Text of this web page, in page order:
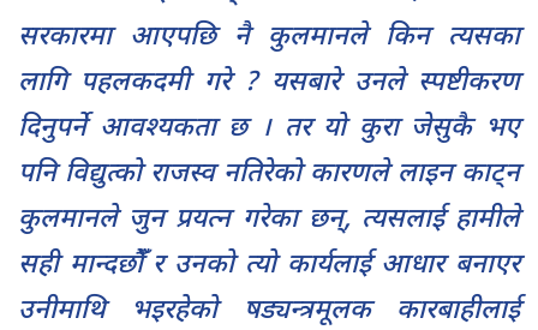
सरकारमा आएपछि नै कुलमानले किन त्यसका
लागि पहलकदमी गरे ? यसबारे उनले स्पष्टीकरण
दिनुपर्ने आवश्यकता छ । तर यो कुरा जेसुकै भए
पनि विद्युत्को राजस्व नतिरेको कारणले लाइन काट्न
कुलमानले जुन प्रयत्न गरेका छन्, त्यसलाई हामीले
सही मान्दछौँँ र उनको त्यो कार्यलाई आधार बनाएर
उनीमाथि भइरहेको षड्यन्त्रमूलक कारबाहीलाई